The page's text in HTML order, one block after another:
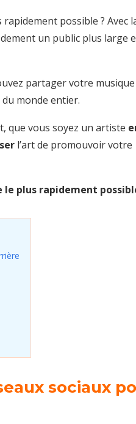
possible ? Avec
un public plus large
partager votre musique
monde entier.
que vous soyez un artiste
l’art de promouvoir votre
plus rapidement
sociaux